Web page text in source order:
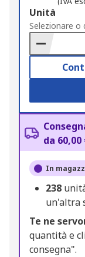
Add
to
Basket
Unità
Selezionare o
da 60,00
In
238
un'altra
Te ne
quantità e
consegna".